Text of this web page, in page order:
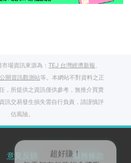
場資訊來源為： TEJ 台灣經濟新報、
公開資訊觀測站等。本網站不對資料之正
，所提供之資訊僅供參考，無推介買賣
訊交易發生損失需自行負責，請謹慎評
估風險。
意見反饋 服務條款
任一文章